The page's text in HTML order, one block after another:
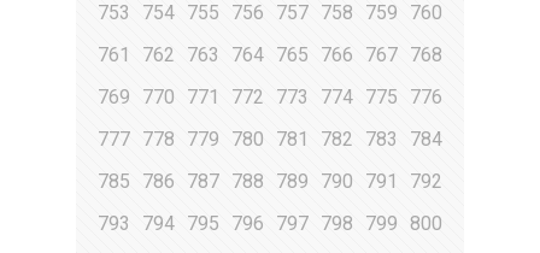
753
754 755 756 757 758 759
760
761
762 763 764 765 766 767 768
769
770 771 772 773 774 775
776
777 778 779 780 781 782 783
784
785
786 787 788 789 790 791
792
793
794 795 796 797 798 799
800